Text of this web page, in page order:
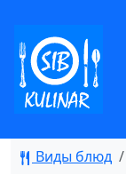
Виды блюд